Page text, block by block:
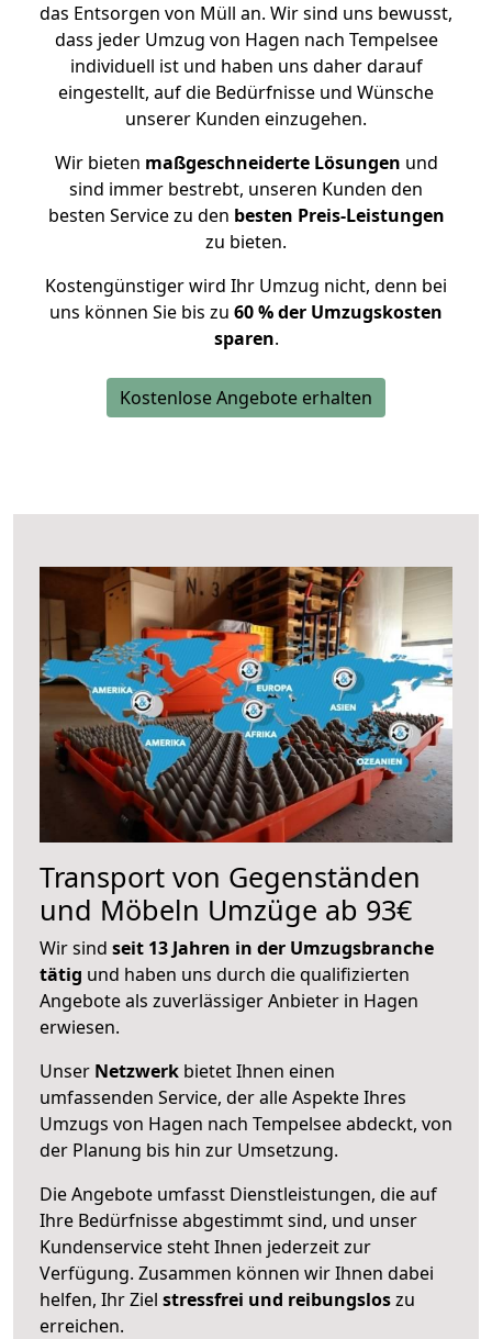
das Entsorgen von Müll an. Wir sind uns bewusst,
dass jeder Umzug von Hagen nach Tempelsee
individuell ist und haben uns daher darauf
eingestellt, auf die Bedürfnisse und Wünsche
unserer Kunden einzugehen.
Wir bieten maßgeschneiderte Lösungen und
sind immer bestrebt, unseren Kunden den
besten Service zu den besten Preis-Leistungen
zu bieten.
Kostengünstiger wird Ihr Umzug nicht, denn bei
uns können Sie bis zu 60 % der Umzugskosten
sparen.
Kostenlose Angebote erhalten
Transport von Gegenständen
und Möbeln Umzüge ab 93€
Wir sind seit 13 Jahren in der Umzugsbranche
tätig und haben uns durch die qualifizierten
Angebote als zuverlässiger Anbieter in Hagen
erwiesen.
Unser Netzwerk bietet Ihnen einen
umfassenden Service, der alle Aspekte Ihres
Umzugs von Hagen nach Tempelsee abdeckt, von
der Planung bis hin zur Umsetzung.
Die Angebote umfasst Dienstleistungen, die auf
Ihre Bedürfnisse abgestimmt sind, und unser
Kundenservice steht Ihnen jederzeit zur
Verfügung. Zusammen können wir Ihnen dabei
helfen, Ihr Ziel stressfrei und reibungsloszu
erreichen.